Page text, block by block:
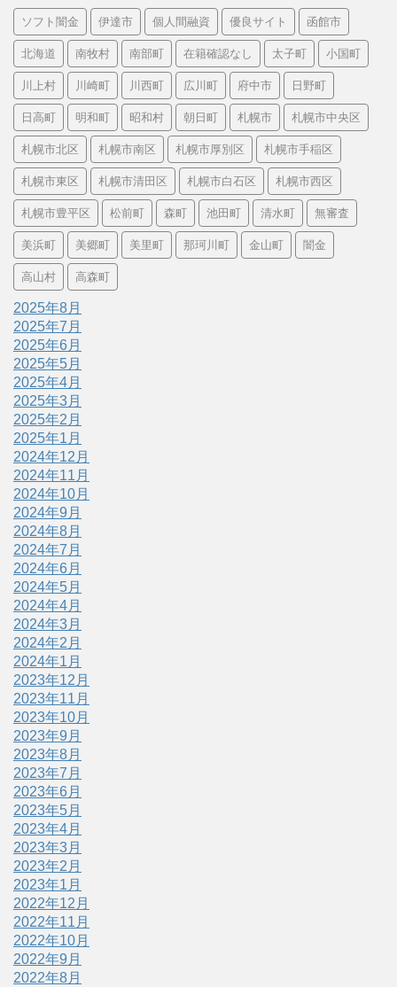
ソフト闇金 伊達市 個人間融資 優良サイト 函館市
北海道 南牧村 南部町 在籍確認なし 太子町 小国町
川上村 川崎町 川西町 広川町 府中市 日野町
日高町 明和町 昭和村 朝日町 札幌市 札幌市中央区
札幌市北区 札幌市南区 札幌市厚別区 札幌市手稲区
札幌市東区 札幌市清田区 札幌市白石区 札幌市西区
札幌市豊平区 松前町 森町 池田町 清水町 無審査
美浜町 美郷町 美里町 那珂川町 金山町 闇金
高山村 高森町
2025年8月
2025年7月
2025年6月
2025年5月
2025年4月
2025年3月
2025年2月
2025年1月
2024年12月
2024年11月
2024年10月
2024年9月
2024年8月
2024年7月
2024年6月
2024年5月
2024年4月
2024年3月
2024年2月
2024年1月
2023年12月
2023年11月
2023年10月
2023年9月
2023年8月
2023年7月
2023年6月
2023年5月
2023年4月
2023年3月
2023年2月
2023年1月
2022年12月
2022年11月
2022年10月
2022年9月
2022年8月